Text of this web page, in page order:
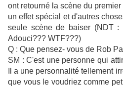
ont retourné la scène du
un effet spécial et d'autres
seule scène de baiser (NDT :
Adouci??? WTF???)
Q : Que pensez- vous de Rob
SM : C'est une personne qui
Il a une personnalité tellement
que vous le voudriez comme